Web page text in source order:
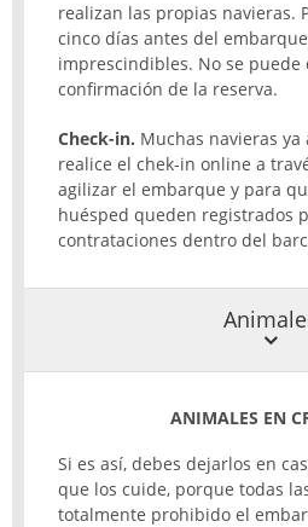
realizan las propias navieras.
cinco días antes del
imprescindibles. No se puede
confirmación de la reserva.
Check-in. Muchas navieras ya
realice el chek-in online a
agilizar el embarque y para
huésped queden registrados
contrataciones dentro del
ANIMALES EN
Si es así, debes dejarlos en
que los cuide, porque todas
totalmente prohibido el